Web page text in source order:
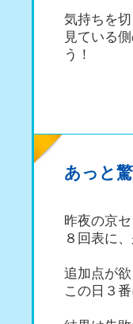
気持ちを
見ている
う！
あっと
昨夜の京
８回表に
追加点が欲
この日３